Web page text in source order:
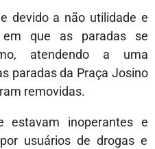
devido a não utilidade e
em que as paradas se
atendendo a uma
paradas da Praça Josino
removidas.
estavam inoperantes e
usuários de drogas e